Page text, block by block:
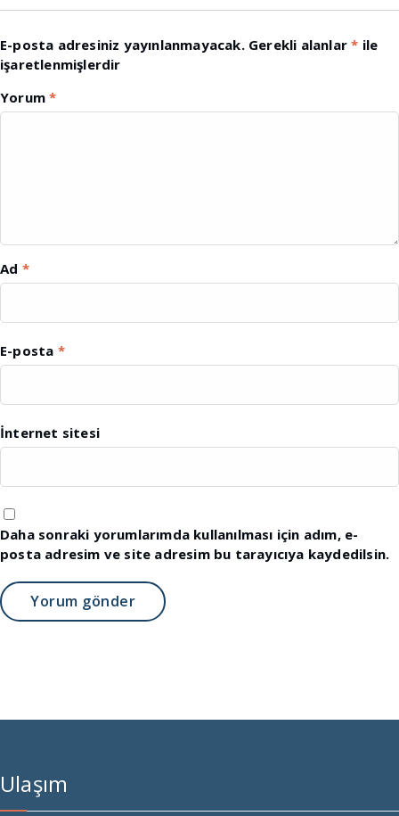
E-posta adresiniz yayınlanmayacak. Gerekli alanlar* ile
işaretlenmişlerdir
Yorum*
Ad *
E-posta *
İnternet sitesi
Daha sonraki yorumlarımda kullanılması için adım, e-
posta adresim ve site adresim bu tarayıcıya kaydedilsin.
Ulaşım